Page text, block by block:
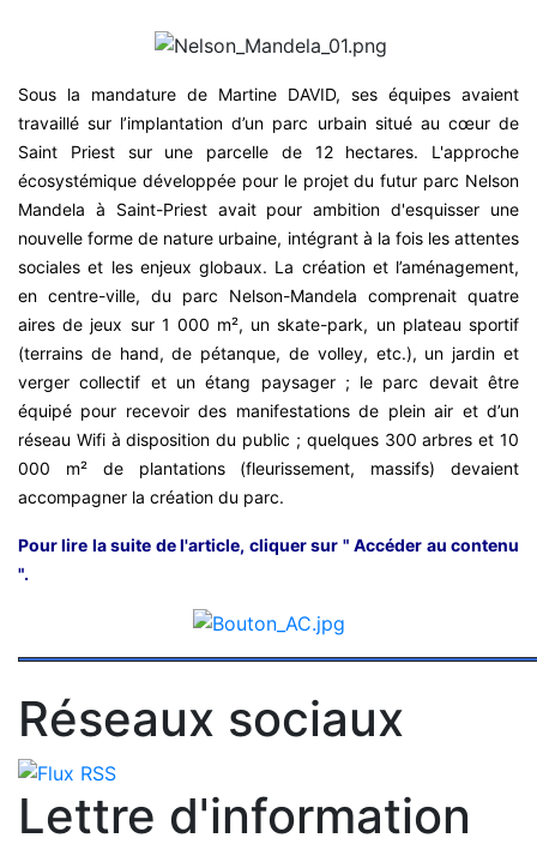
Sous la mandature de Martine DAVID, ses équipes avaient
travaillé sur l’implantation d’un parc urbain situé au cœur de
Saint Priest sur une parcelle de 12 hectares. L'approche
écosystémique développée pour le projet du futur parc Nelson
Mandela à Saint-Priest avait pour ambition d'esquisser une
nouvelle forme de nature urbaine, intégrant à la fois les attentes
sociales et les enjeux globaux. La création et l’aménagement,
en centre-ville, du parc Nelson-Mandela comprenait quatre
aires de jeux sur 1 000 m², un skate-park, un plateau sportif
(terrains de hand, de pétanque, de volley, etc.), un jardin et
verger collectif et un étang paysager ; le parc devait être
équipé pour recevoir des manifestations de plein air et d’un
réseau Wifi à disposition du public ; quelques 300 arbres et 10
000 m² de plantations (fleurissement, massifs) devaient
accompagner la création du parc.
Pour lire la suite de l'article, cliquer sur " Accéder au contenu
".
Réseaux sociaux
Lettre d'information